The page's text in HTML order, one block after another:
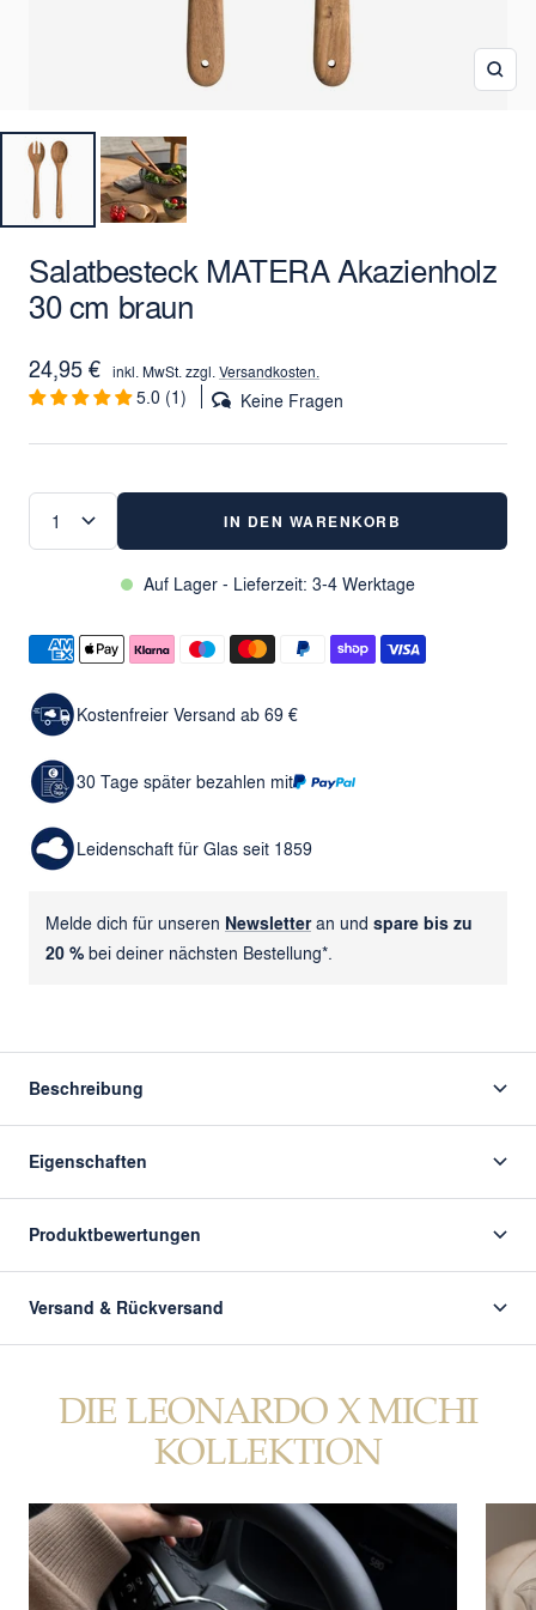
Salatbesteck MATERA Akazienholz
30 cm braun
Angebotspreis
24,95 € inkl. MwSt. zzgl. Versandkosten.
5.0 (1) Keine Fragen
IN DEN WARENKORB
Auf Lager - Lieferzeit: 3-4 Werktage
Kostenfreier Versand ab 69 €
30 Tage später bezahlen mit
Leidenschaft für Glas seit 1859
Melde dich für unseren Newsletter an und spare bis zu
20 % bei deiner nächsten Bestellung*.
Beschreibung
Eigenschaften
Produktbewertungen
Versand & Rückversand
DIE LEONARDO X MICHI
KOLLEKTION